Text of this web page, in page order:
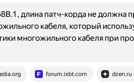
forum.ixbt.com dzen.ru
длина патч-корда не должна
кабеля, который
многожильного кабеля при